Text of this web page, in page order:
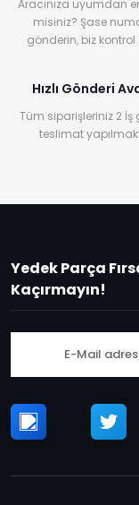
Aracınıza uyumdan
misiniz? Şase
gönderin, biz kontrol
Hızlı Gönderi
Tüm siparişleriniz 2
teslimat
Yedek Parça
Kaçırmayın!